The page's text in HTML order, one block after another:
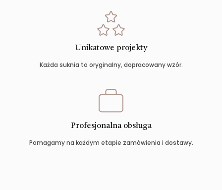
Unikatowe projekty
Każda suknia to oryginalny, dopracowany wzór.
Profesjonalna obsługa
Pomagamy na każdym etapie zamówienia i dostawy.